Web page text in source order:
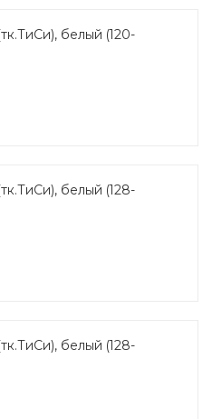
белый (120-
белый (128-
белый (128-